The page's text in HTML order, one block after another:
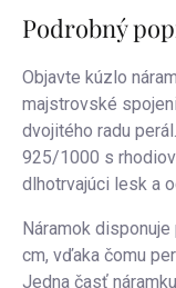
Podrobný
Objavte kúzlo
majstrovské
dvojitého radu
925/1000 s
dlhotrvajúci lesk a
Náramok
cm, vďaka čomu
Jedna časť